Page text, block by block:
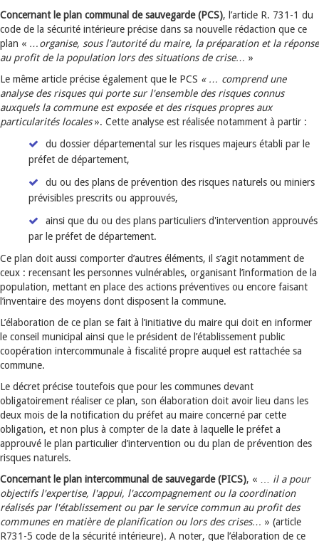
Concernant le plan communal de sauvegarde (PCS), l’article R. 731-1 du
code de la sécurité intérieure précise dans sa nouvelle rédaction que ce
plan « …organise, sous l'autorité du maire, la préparation et la réponse
au profit de la population lors des situations de crise… »
Le même article précise également que le PCS « … comprend une
analyse des risques qui porte sur l'ensemble des risques connus
auxquels la commune est exposée et des risques propres aux
particularités locales». Cette analyse est réalisée notamment à partir :
du dossier départemental sur les risques majeurs établi par le
préfet de département,
du ou des plans de prévention des risques naturels ou miniers
prévisibles prescrits ou approuvés,
ainsi que du ou des plans particuliers d'intervention approuvés
par le préfet de département.
Ce plan doit aussi comporter d’autres éléments, il s’agit notamment de
ceux : recensant les personnes vulnérables, organisant l’information de la
population, mettant en place des actions préventives ou encore faisant
l’inventaire des moyens dont disposent la commune.
L’élaboration de ce plan se fait à l’initiative du maire qui doit en informer
le conseil municipal ainsi que le président de l’établissement public
coopération intercommunale à fiscalité propre auquel est rattachée sa
commune.
Le décret précise toutefois que pour les communes devant
obligatoirement réaliser ce plan, son élaboration doit avoir lieu dans les
deux mois de la notification du préfet au maire concerné par cette
obligation, et non plus à compter de la date à laquelle le préfet a
approuvé le plan particulier d’intervention ou du plan de prévention des
risques naturels.
Concernant le plan intercommunal de sauvegarde (PICS), « … il a pour
objectifs l'expertise, l'appui, l'accompagnement ou la coordination
réalisés par l'établissement ou par le service commun au profit des
communes en matière de planification ou lors des crises… » (article
R731-5 code de la sécurité intérieure). A noter, que l’élaboration de ce